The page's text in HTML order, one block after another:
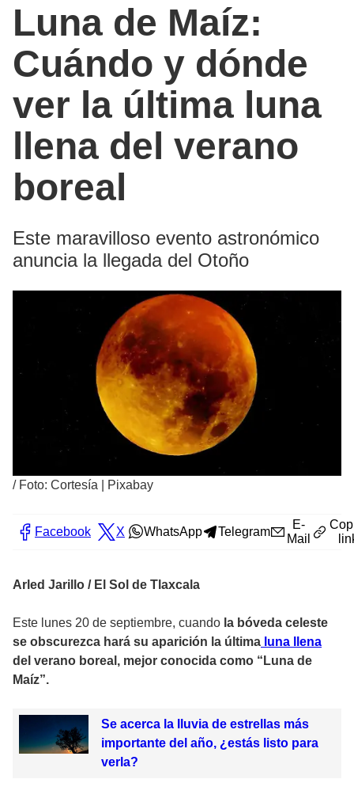
Luna de Maíz:
Cuándo y dónde
ver la última luna
llena del verano
boreal
Este maravilloso evento astronómico
anuncia la llegada del Otoño
/ Foto: Cortesía | Pixabay
Facebook X WhatsApp Telegram
E-
Mail
Arled Jarillo / El Sol de Tlaxcala
Este lunes 20 de septiembre, cuando la bóveda celeste
se obscurezca hará su aparición la última luna llena
del verano boreal, mejor conocida como “Luna de
Maíz”.
Se acerca la lluvia de estrellas más
importante del año, ¿estás listo para
verla?